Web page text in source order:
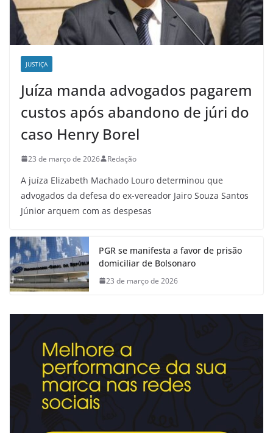
JUSTIÇA
Juíza manda advogados pagarem
custos após abandono de júri do
caso Henry Borel
23 de março de 2026 Redação
A juíza Elizabeth Machado Louro determinou que
advogados da defesa do ex-vereador Jairo Souza Santos
Júnior arquem com as despesas
PGR se manifesta a favor de prisão
domiciliar de Bolsonaro
23 de março de 2026